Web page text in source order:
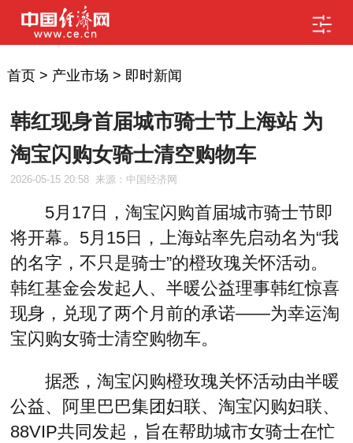
首页> 产业市场 > 即时新闻
韩红现身首届城市骑士节上海站 为
淘宝闪购女骑士清空购物车
2026-05-15 20:58 来源：中国经济网
5月17日，淘宝闪购首届城市骑士节即
将开幕。5月15日，上海站率先启动名为“我
的名字，不只是骑士”的橙玫瑰关怀活动。
韩红基金会发起人、半暖公益理事韩红惊喜
现身，兑现了两个月前的承诺——为幸运淘
宝闪购女骑士清空购物车。
据悉，淘宝闪购橙玫瑰关怀活动由半暖
公益、阿里巴巴集团妇联、淘宝闪购妇联、
88VIP共同发起，旨在帮助城市女骑士在忙